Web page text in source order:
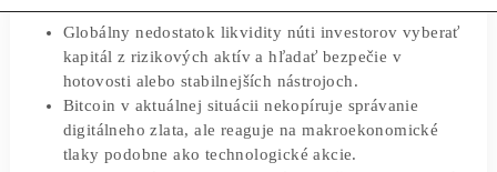
Globálny nedostatok likvidity núti investorov
kapitál z rizikových aktív a hľadať bezpečie v
hotovosti alebo stabilnejších nástrojoch.
Bitcoin v aktuálnej situácii nekopíruje správanie